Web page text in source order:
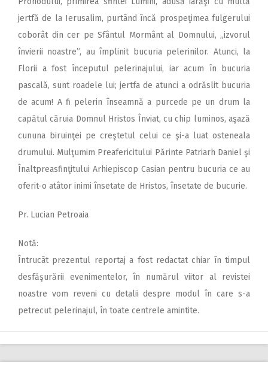
jertfă de la Ierusalim, purtând încă prospeţimea fulgerului
coborât din cer pe Sfântul Mormânt al Domnului, „izvorul
învierii noastre”, au împlinit bucuria pelerinilor. Atunci, la
Florii a fost începutul pelerinajului, iar acum în bucuria
pascală, sunt roadele lui; jertfa de atunci a odrăslit bucuria
de acum! A fi pelerin înseamnă a purcede pe un drum la
capătul căruia Domnul Hristos Înviat, cu chip luminos, aşază
cununa biruinţei pe creştetul celui ce şi-a luat osteneala
drumului. Mulţumim Preafericitului Părinte Patriarh Daniel şi
Înaltpreasfinţitului Arhiepiscop Casian pentru bucuria ce au
oferit-o atâtor inimi însetate de Hristos, însetate de bucurie.
Pr. Lucian Petroaia
Notă:
Întrucât prezentul reportaj a fost redactat chiar în timpul
desfăşurării evenimentelor, în numărul viitor al revistei
noastre vom reveni cu detalii despre modul în care s-a
petrecut pelerinajul, în toate centrele amintite.